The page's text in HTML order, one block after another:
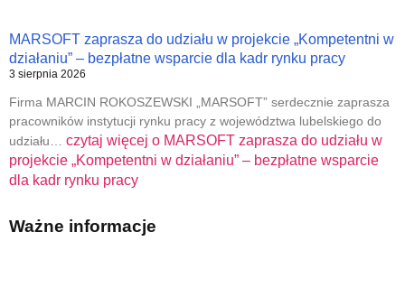
MARSOFT zaprasza do udziału w projekcie „Kompetentni w
działaniu” – bezpłatne wsparcie dla kadr rynku pracy
3 sierpnia 2026
Firma MARCIN ROKOSZEWSKI „MARSOFT” serdecznie zaprasza
pracowników instytucji rynku pracy z województwa lubelskiego do
udziału… czytaj więcej o MARSOFT zaprasza do udziału w
projekcie „Kompetentni w działaniu” – bezpłatne wsparcie
dla kadr rynku pracy
Ważne informacje